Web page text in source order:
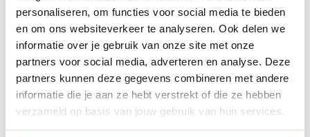
personaliseren, om functies voor social media te bieden
en om ons websiteverkeer te analyseren. Ook delen we
informatie over je gebruik van onze site met onze
partners voor social media, adverteren en analyse. Deze
partners kunnen deze gegevens combineren met andere
informatie die je aan ze hebt verstrekt of die ze hebben
verzameld op basis van jouw gebruik van hun services.
B
o
x
e
r
h
e
m
Nolan
N21 Visor
Normale prijs 199,95 -20%
159,-
Nolan
N53
Normale prijs 199,95 -20%
159,-